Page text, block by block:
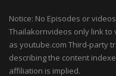
Notice: No Episodes or
Thailakornvideos only link
as youtube.com Third-party
describing the content
affiliation is implied.